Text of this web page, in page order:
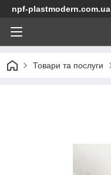
npf-plastmodern.com.ua
Товари та послуги